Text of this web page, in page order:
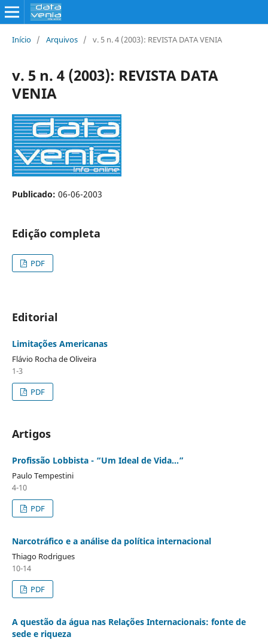
Início / Arquivos / v. 5 n. 4 (2003): REVISTA DATA VENIA
v. 5 n. 4 (2003): REVISTA DATA
VENIA
Publicado: 06-06-2003
Edição completa
PDF
Editorial
Limitações Americanas
Flávio Rocha de Oliveira
1-3
PDF
Artigos
Profissão Lobbista - “Um Ideal de Vida...”
Paulo Tempestini
4-10
PDF
Narcotráfico e a análise da política internacional
Thiago Rodrigues
10-14
PDF
A questão da água nas Relações Internacionais: fonte de
sede e riqueza